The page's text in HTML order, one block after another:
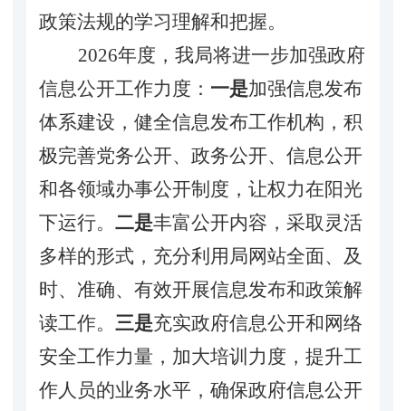
政策法规的学习理解和把握。
2026年度，我局将进一步加强政府
信息公开工作力度： 一是加强信息发布
体系建设，健全信息发布工作机构，积
极完善党务公开、政务公开、信息公开
和各领域办事公开制度，让权力在阳光
下运行。 二是丰富公开内容，采取灵活
多样的形式，充分利用局网站全面、及
时、准确、有效开展信息发布和政策解
读工作。 三是充实政府信息公开和网络
安全工作力量，加大培训力度，提升工
作人员的业务水平，确保政府信息公开